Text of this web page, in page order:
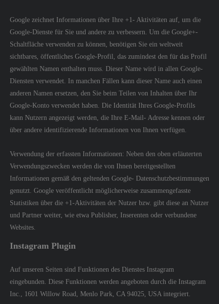
Google zeichnet Informationen über Ihre +1- Aktivitäten auf, um die
Google-Dienste für Sie und andere zu verbessern. Um die Google+-
Schaltfläche verwenden zu können, benötigen Sie ein weltweit
sichtbares, öffentliches Google-Profil, das zumindest den für das Profil
gewählten Namen enthalten muss. Dieser Name wird in allen Google-
Diensten verwendet. In manchen Fällen kann dieser Name auch einen
anderen Namen ersetzen, den Sie beim Teilen von Inhalten über Ihr
Google-Konto verwendet haben. Die Identität Ihres Google-Profils
kann Nutzern angezeigt werden, die Ihre E-Mail- Adresse kennen oder
über andere identifizierende Informationen von Ihnen verfügen.
Verwendung der erfassten Informationen: Neben den oben erläuterten
Verwendungszwecken werden die von Ihnen bereitgestellten
Informationen gemäß den geltenden Google- Datenschutzbestimmungen
genutzt. Google veröffentlicht möglicherweise zusammengefasste
Statistiken über die +1-Aktivitäten der Nutzer bzw. gibt diese an Nutzer
und Partner weiter, wie etwa Publisher, Inserenten oder verbundene
Websites.
Instagram Plugin
Auf unseren Seiten sind Funktionen des Dienstes Instagram
eingebunden. Diese Funktionen werden angeboten durch die Instagram
Inc., 1601 Willow Road, Menlo Park, CA 94025, USA integriert.